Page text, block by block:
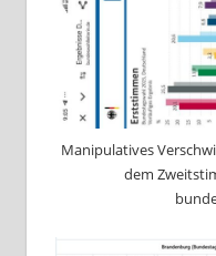
Manipulatives
dem